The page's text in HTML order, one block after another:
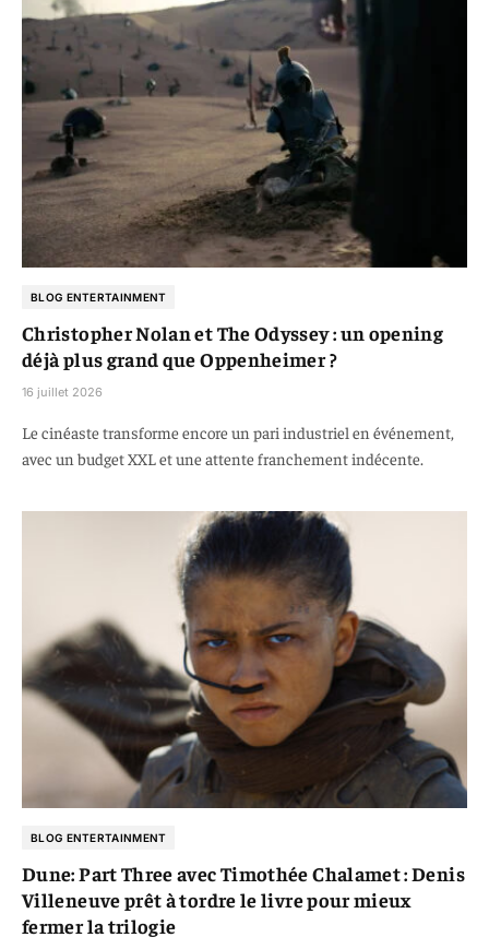
BLOG ENTERTAINMENT
Christopher Nolan et The Odyssey : un opening
déjà plus grand que Oppenheimer ?
16 juillet 2026
Le cinéaste transforme encore un pari industriel en événement,
avec un budget XXL et une attente franchement indécente.
BLOG ENTERTAINMENT
Dune: Part Three avec Timothée Chalamet : Denis
Villeneuve prêt à tordre le livre pour mieux
fermer la trilogie